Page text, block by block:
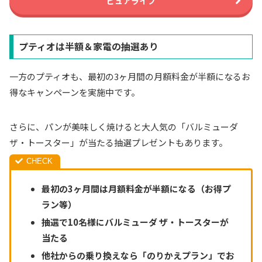
プティオは半額＆家電の抽選あり
一方のプティオも、最初の3ヶ月間の月額料金が半額になるお
得なキャンペーンを実施中です。
さらに、パンが美味しく焼けると大人気の「バルミューダ
ザ・トースター」が当たる抽選プレゼントもあります。
最初の3ヶ月間は月額料金が半額になる（お得プ
ラン等）
抽選で10名様にバルミューダ ザ・トースターが
当たる
他社からの乗り換えなら「のりかえプラン」でお